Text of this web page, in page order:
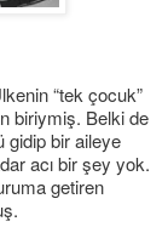
“tek çocuk”
biriymiş. Belki de
gidip bir aileye
acı bir şey yok.
getiren